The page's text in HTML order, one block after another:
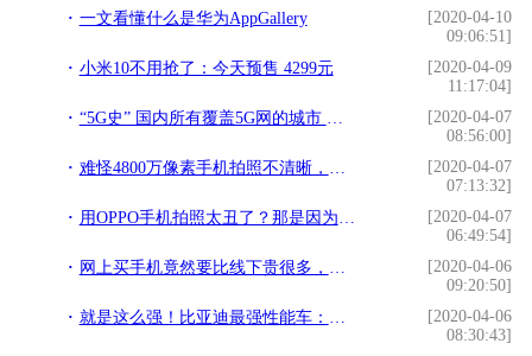
一文看懂什么是华为AppGallery
[2020-04-10
09:06:51]
小米10不用抢了：今天预售 4299元
[2020-04-09
11:17:04]
“5G史” 国内所有覆盖5G网的城市 买5G手机 你所在城市覆盖了没
[2020-04-07
08:56:00]
难怪4800万像素手机拍照不清晰，不能只看像素，小心作弊
[2020-04-07
07:13:32]
用OPPO手机拍照太丑了？那是因为你不会这些拍照技巧，建议收藏
[2020-04-07
06:49:54]
网上买手机竟然要比线下贵很多，很多人都被实体店的思维固化了
[2020-04-06
09:20:50]
就是这么强！比亚迪最强性能车：超级四门轿跑
[2020-04-06
08:30:43]